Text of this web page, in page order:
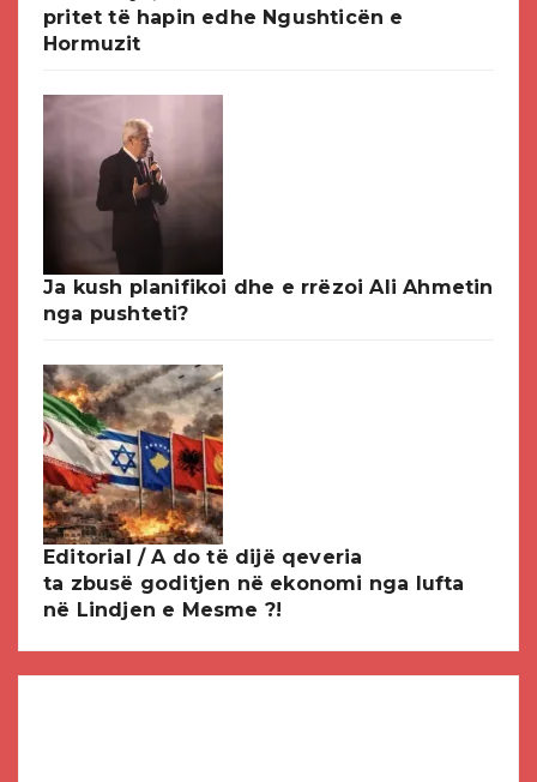
pritet të hapin edhe Ngushticën e
Hormuzit
Ja kush planifikoi dhe e rrëzoi Ali Ahmetin
nga pushteti?
Editorial / A do të dijë qeveria
ta zbusë goditjen në ekonomi nga lufta
në Lindjen e Mesme ?!